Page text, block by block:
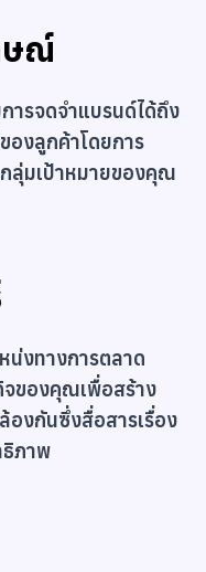
ษณ์
รจดจำแบรนด์ได้ถึง
องลูกค้าโดยการ
ลุ่มเป้าหมายของคุณ
น่งทางการตลาด
จของคุณเพื่อสร้าง
องกันซึ่งสื่อสารเรื่อง
ภาพ